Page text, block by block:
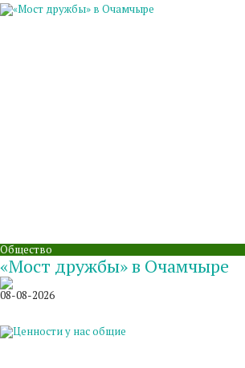
Общество
«Мост дружбы» в Очамчыре
08-08-2026